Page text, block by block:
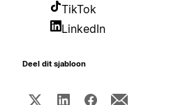
TikTok
LinkedIn
Deel dit sjabloon